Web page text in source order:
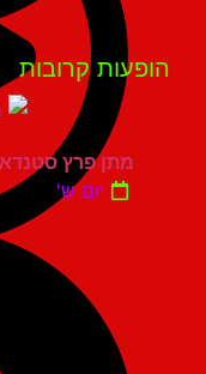
קרובות
מתן פרץ סטנדאפ
יום ש'